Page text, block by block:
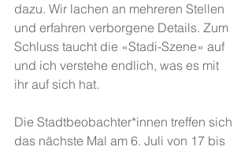
dazu. Wir lachen an mehreren Stellen
und erfahren verborgene Details. Zum
Schluss taucht die «Stadi-Szene» auf
und ich verstehe endlich, was es mit
ihr auf sich hat.
Die Stadtbeobachter*innen treffen sich
das nächste Mal am 6. Juli von 17 bis